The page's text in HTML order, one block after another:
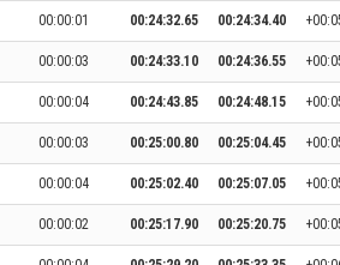
00:00:01 00:24:32.65 00:24:34.40
00:00:03 00:24:33.10 00:24:36.55
00:00:04 00:24:43.85 00:24:48.15
00:00:03 00:25:00.80 00:25:04.45
00:00:04 00:25:02.40 00:25:07.05
00:00:02 00:25:17.90 00:25:20.75